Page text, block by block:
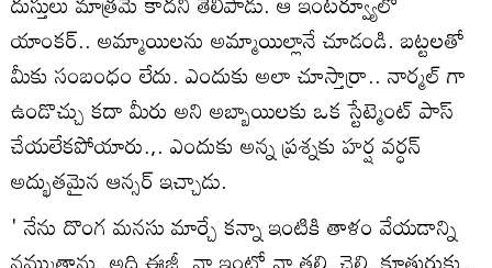
యాంకర్.. అమ్మాయిలను అమ్మాయిల్లానే చూడండి. బట్టలతో
మీకు సంబంధం లేదు. ఎందుకు అలా చూస్తార్రా.. నార్మల్ గా
ఉండొచ్చు కదా మీరు అని అబ్బాయిలకు ఒక స్టేట్మెంట్ పాస్
చేయలేకపోయారు.,. ఎందుకు అన్న ప్రశ్నకు హర్ష వర్ధన్
అద్భుతమైన ఆన్సర్ ఇచ్చాడు.
' నేను దొంగ మనసు మార్చే కన్నా ఇంటికి తాళం వేయడాన్ని